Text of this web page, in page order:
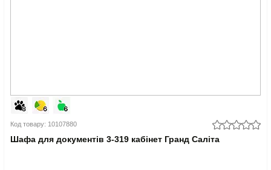
Код товару: 10107880
Шафа для документів 3-319 кабінет Гранд Саліта